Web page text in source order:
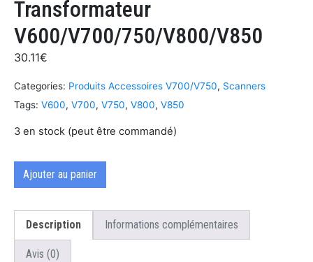
Transformateur
V600/V700/750/V800/V850
30.11€
Categories: Produits Accessoires V700/V750, Scanners
Tags: V600, V700, V750, V800, V850
3 en stock (peut être commandé)
Ajouter au panier
Description Informations complémentaires
Avis (0)